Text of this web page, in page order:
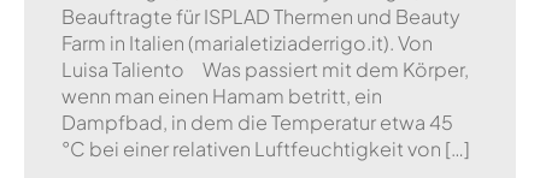
Beauftragte für ISPLAD Thermen und Beauty
Farm in Italien (marialetiziaderrigo.it). Von
Luisa Taliento Was passiert mit dem Körper,
wenn man einen Hamam betritt, ein
Dampfbad, in dem die Temperatur etwa 45
°C bei einer relativen Luftfeuchtigkeit von […]